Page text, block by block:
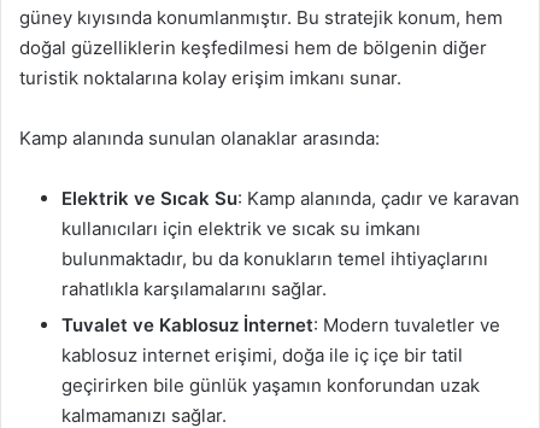
güney kıyısında konumlanmıştır. Bu stratejik konum, hem
doğal güzelliklerin keşfedilmesi hem de bölgenin diğer
turistik noktalarına kolay erişim imkanı sunar.
Kamp alanında sunulan olanaklar arasında:
Elektrik ve Sıcak Su: Kamp alanında, çadır ve karavan
kullanıcıları için elektrik ve sıcak su imkanı
bulunmaktadır, bu da konukların temel ihtiyaçlarını
rahatlıkla karşılamalarını sağlar.
Tuvalet ve Kablosuz İnternet: Modern tuvaletler ve
kablosuz internet erişimi, doğa ile iç içe bir tatil
geçirirken bile günlük yaşamın konforundan uzak
kalmamanızı sağlar.